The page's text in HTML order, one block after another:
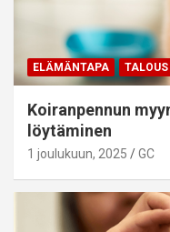
ELÄMÄNTAPA TALOUS
Koiranpennun
löytäminen
1 joulukuun, 2025 GC